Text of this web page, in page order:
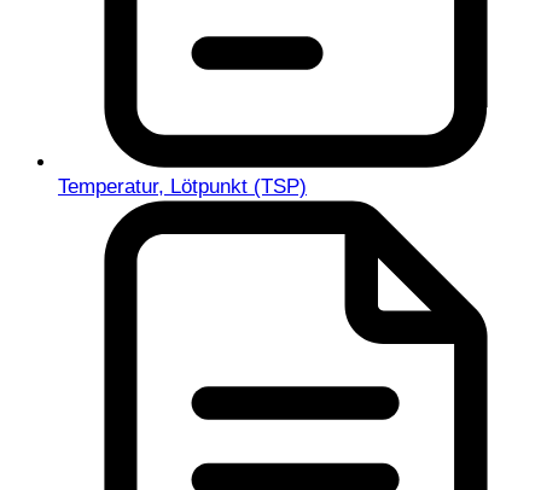
Temperatur, Lötpunkt (TSP)